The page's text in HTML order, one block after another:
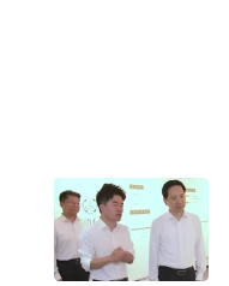
暂休整过后，仍